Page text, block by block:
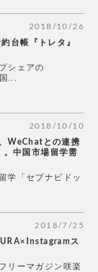
2018/10/26
台帳『トレタ』
シェアの
...
2018/10/10
WeChatとの連携
中国市場留学需
学「セブナビドッ
2018/7/25
ス
リーマガジン咲楽